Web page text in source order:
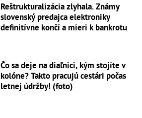
Reštrukturalizácia zlyhala. Známy
slovenský predajca elektroniky
definitívne končí a mieri k bankrotu
Čo sa deje na diaľnici, kým stojíte v
kolóne? Takto pracujú cestári počas
letnej údržby! (foto)